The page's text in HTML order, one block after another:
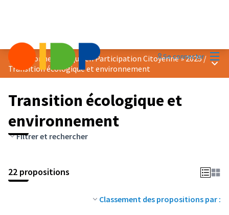
Se connecter
Prix « Bonne Pratique en Participation Citoyenne » 2025 /
Transition écologique et environnement
Transition écologique et
environnement
Filtrer et rechercher
22 propositions
Classement des propositions par :